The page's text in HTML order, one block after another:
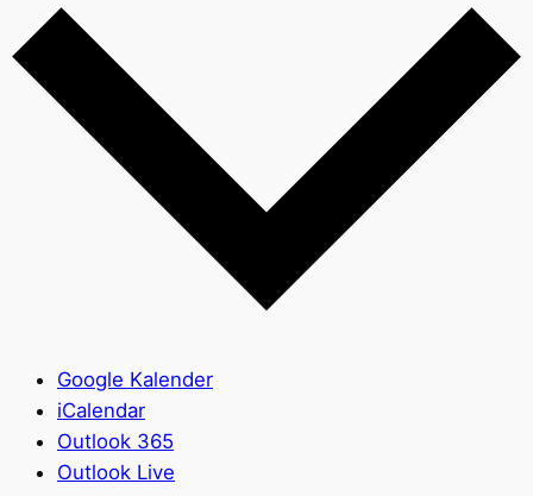
Google Kalender
iCalendar
Outlook 365
Outlook Live